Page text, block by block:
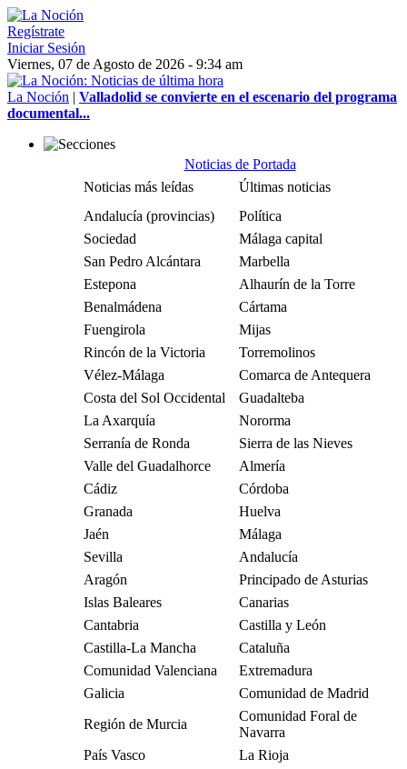
Regístrate
Iniciar Sesión
Viernes, 07 de Agosto de 2026 - 9:34 am
La Noción | Valladolid se convierte en el escenario del programa
documental...
Noticias de Portada
Noticias más leídas
Últimas noticias
Andalucía (provincias)
Política
Sociedad
Málaga capital
San Pedro Alcántara
Marbella
Estepona
Alhaurín de la Torre
Benalmádena
Cártama
Fuengirola
Mijas
Rincón de la Victoria
Torremolinos
Vélez-Málaga
Comarca de Antequera
Costa del Sol Occidental
Guadalteba
La Axarquía
Nororma
Serranía de Ronda
Sierra de las Nieves
Valle del Guadalhorce
Almería
Cádiz
Córdoba
Granada
Huelva
Jaén
Málaga
Sevilla
Andalucía
Aragón
Principado de Asturias
Islas Baleares
Canarias
Cantabria
Castilla y León
Castilla-La Mancha
Cataluña
Comunidad Valenciana
Extremadura
Galicia
Comunidad de Madrid
Región de Murcia
Comunidad Foral de
Navarra
País Vasco
La Rioja